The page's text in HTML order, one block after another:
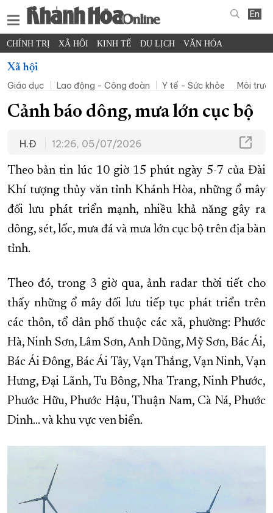
En
CHÍNH TRỊ XÃ HỘI KINH TẾ DU LỊCH VĂN HÓA
THỂ THAO
KHOA HỌC - CÔNG NGHỆ PHÁP LUẬT BẠN ĐỌC PHÓNG SỰ
THẾ GIỚI MULTIMEDIA VIDEO ĐỌC BÁO ONLINE
QUY HOẠCH TỈNH KHÁNH HÒA
TRƯỜNG SA BIỂN ĐẢO QUÊ HƯƠNG
CHUNG TAY CẢI CÁCH HÀNH CHÍNH
XÂY DỰNG NÔNG THÔN MỚI LỊCH CẮT ĐIỆN
TÀU - XE - MÁY BAY
KỶ NIỆM 370 NĂM XÂY DỰNG VÀ PHÁT TRIỂN TỈNH KHÁNH HÒA
ĐẠI HỘI ĐẢNG CÁC CẤP
Xã hội
Giáo dục
Lao động - Công đoàn Y tế - Sức khỏe Môi
Cảnh báo dông, mưa lớn cục bộ
H.Đ 12:26, 05/07/2026
Theo bản tin lúc 10 giờ 15 phút ngày 5-7 của Đài
Khí tượng thủy văn tỉnh Khánh Hòa, những ổ mây
đối lưu phát triển mạnh, nhiều khả năng gây ra
dông, sét, lốc, mưa đá và mưa lớn cục bộ trên địa bàn
tỉnh.
Theo đó, trong 3 giờ qua, ảnh radar thời tiết cho
thấy những ổ mây đối lưu tiếp tục phát triển trên
các thôn, tổ dân phố thuộc các xã, phường: Phước
Hà, Ninh Sơn, Lâm Sơn, Anh Dũng, Mỹ Sơn, Bác Ái,
Bác Ái Đông, Bác Ái Tây, Vạn Thắng, Vạn Ninh, Vạn
Hưng, Đại Lãnh, Tu Bông, Nha Trang, Ninh Phước,
Phước Hữu, Phước Hậu, Thuận Nam, Cà Ná, Phước
Dinh... và khu vực ven biển.